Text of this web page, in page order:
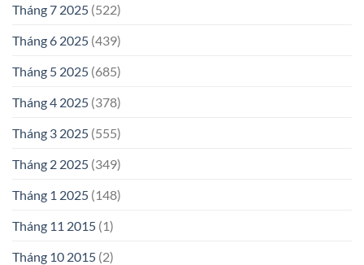
Tháng 7 2025 (522)
Tháng 6 2025 (439)
Tháng 5 2025 (685)
Tháng 4 2025 (378)
Tháng 3 2025 (555)
Tháng 2 2025 (349)
Tháng 1 2025 (148)
Tháng 11 2015 (1)
Tháng 10 2015 (2)